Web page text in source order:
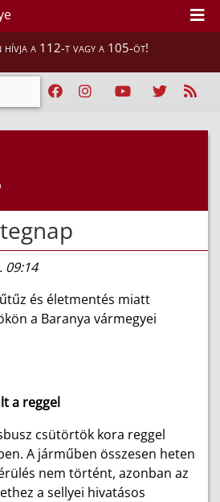
hívja a 112-t vagy a 105-öt!
09:14
és életmentés miatt
a Baranya vármegyei
a reggel
csütörtök kora reggel
A járműben összesen heten
nem történt, azonban az
a sellyei hivatásos